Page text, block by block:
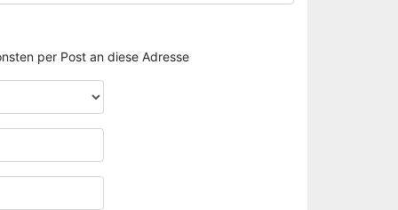
per Post an diese Adresse